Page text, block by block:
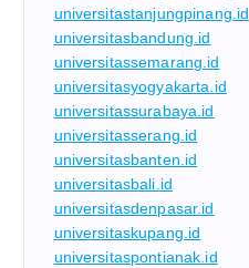
universitastanjungpinang.id
universitasbandung.id
universitassemarang.id
universitasyogyakarta.id
universitassurabaya.id
universitasserang.id
universitasbanten.id
universitasbali.id
universitasdenpasar.id
universitaskupang.id
universitaspontianak.id